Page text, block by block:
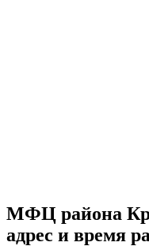
МФЦ района
адрес и время